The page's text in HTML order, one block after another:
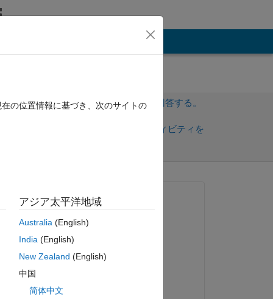
サインインしてこの質問に回答する。
サインインしてアクティビティを
I
質問済み:
2024 年 4 月 16 日
編集済み:
の位置情報に基づき、次のサイトの
アジア太平洋地域
Australia(English)
India(English)
New Zealand (English)
中国
简体中文